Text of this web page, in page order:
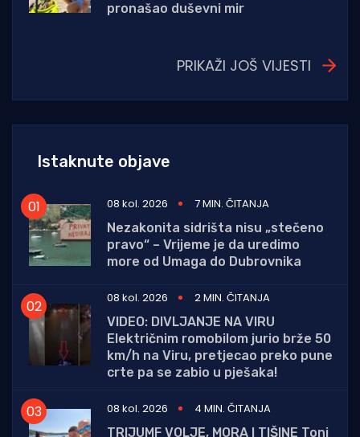
pronašao duševni mir
PRIKAŽI JOŠ VIJESTI
Istaknute objave
08 kol. 2026
7 MIN. ČITANJA
Nezakonita sidrišta nisu „stečeno
pravo“ – Vrijeme je da uredimo
more od Umaga do Dubrovnika
08 kol. 2026
2 MIN. ČITANJA
VIDEO: DIVLJANJE NA VIRU
Električnim romobilom jurio brže 50
km/h na Viru, pretjecao preko pune
crte pa se zabio u pješaka!
08 kol. 2026
4 MIN. ČITANJA
TRIJUMF VOLJE, MORA I TIŠINE Toni